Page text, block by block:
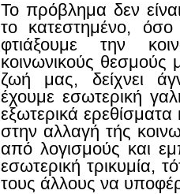
Το πρόβλημα δεν
το κατεστημένο,
φτιάξουμε την
κοινωνικούς θεσμούς
ζωή μας, δείχνει
έχουμε εσωτερική
εξωτερικά
στην αλλαγή τής
από λογισμούς και
εσωτερική τρικυμία,
τους άλλους να